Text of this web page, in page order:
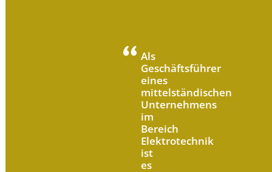
Als
Geschäftsführer
eines
mittelständischen
Unternehmens
im
Bereich
Elektrotechnik
ist
es